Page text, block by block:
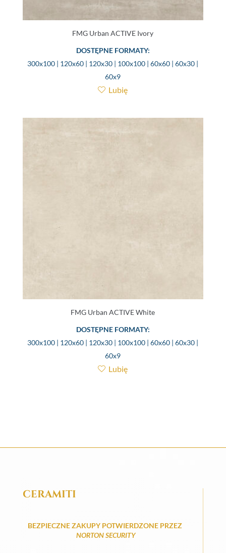
FMG Urban ACTIVE Ivory
DOSTĘPNE FORMATY:
300x100 | 120x60 | 120x30 | 100x100 | 60x60 | 60x30 |
60x9
Lubię
FMG Urban ACTIVE White
DOSTĘPNE FORMATY:
300x100 | 120x60 | 120x30 | 100x100 | 60x60 | 60x30 |
60x9
Lubię
CERAMITI
BEZPIECZNE ZAKUPY POTWIERDZONE PRZEZ
NORTON SECURITY